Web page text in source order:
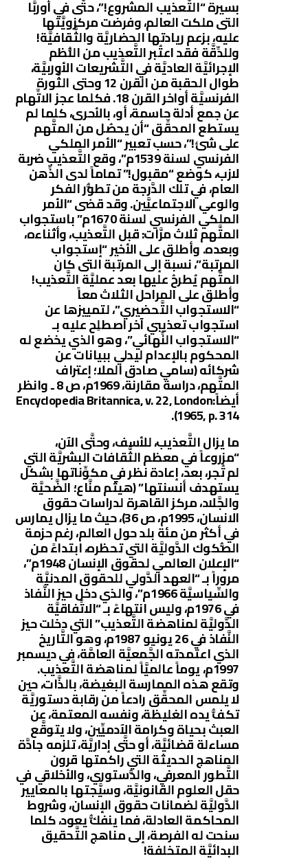
بسيرة “التَّعذيب المشروع!”، حتَّى في أوربَّا
التى ملكت العالم، وفرضت مركزويَّتها
عليه، بزعم ريادتها الحضاريَّة والثَّقافيَّة!
وللدِّقَّة فقد اعتُبر التَّعذيب من النُّظم
الإجرائيَّة العاديَّة في التَّشريعات الأوربيَّة،
طوال الحقبة من القرن 12 وحتى الثَّورة
الفرنسيَّة أواخر القرن 18. فكلما عجز الاتِّهام
عن جمع أدلة حاسمة، أو، بالأحرى، كلما لم
يستطع المحقِّق “أن يحصُل من المتَّهم
على شئ!”، حسب تعبير “الأمر الملكي
الفرنسي لسنة 1539م”، وقع التَّعذيب ضربة
لازب، كوضع “مقبول!” تماماً لدى الذِّهن
العام، في تلك الدَّرجة من تطوُّر الفكر
والوعي الاجتماعيَّين. وقد قضى “الأمر
الملكي الفرنسي لسنة 1670م” باستجواب
المتَّهم ثلاث مرَّات: قبل التَّعذيب، وأثناءه،
وبعده. وأطلق على الأخير “إستجواب
المرتبة”، نسبة إلى المرتبة التى كان
المتَّهم يُطرحُ عليها بعد عمليَّة التَّعذيب!
وأطلق على المراحل الثلاث معاً
“الاستجواب التَّحضيري”، لتمييزها عن
استجواب تعذيبي آخر اصطلِح عليه بـ
“الاستجواب النِّهائي”، وهو الذي يخضع له
المحكوم بالإعدام ليدلي ببيانات عن
شركائه (سامي صادق الملا؛ إعتراف
المتَّهم، دراسة مقارنة، 1969م، ص 8 ـ وانظر
أيضاً:Encyclopedia Britannica, v. 22, London
1965, p. 314).
ما يزال التَّعذيب، للأسف، وحتَّى الآن،
“مزروعاً في معظم الثَّقافات البشريَّة التي
لم تُجر، بعد، إعادة نظر في مكوِّناتها بشكل
يستهدف أنسنتها” (هيثم منَّاع؛ الضَّحيَّة
والجَّلاد، مركز القاهرة لدراسات حقوق
الانسان، 1995م، ص 36)، حيث ما يزال يمارس
في أكثر من مئة بلد حول العالم، رغم حزمة
الصُّكوك الدَّوليَّة التي تحظره، ابتداءً من
“الإعلان العالمي لحقوق الإنسان 1948م”،
مروراً بـ “العهد الدَّولي للحقوق المدنيَّة
والسِّياسيَّة 1966م”، والذي دخل حيز النَّفاذ
في 1976م، وليس انتهاءً بـ “الاتِّفاقيَّة
الدَّوليَّة لمناهضة التَّعذيب” التي دخلت حيز
النَّفاذ في 26 يونيو 1987م، وهو التَّاريخ
الذي اعتمدته الجَّمعيَّة العامَّة، في ديسمبر
1997م، يوماً عالميَّاً لمناهضة التَّعذيب.
وتقع هذه الممارسة البغيضة، بالذَّات، حين
لا يلمس المحقِّق رادعاً من رقابة دستوريَّة
تكفُّ يده الغليظة، ونفسه المعتمة، عن
العبث بحياة وكرامة الآدميِّين، ولا يتوقَّع
مساءلة قضائيَّة، أو حتَّى إداريَّة، تلزمه جادَّة
المناهج الحديثة التي راكمتها قرون
التَّطور المعرفي، والدُّستوري، والأخلاقي في
حقل العلوم القانونيَّة، وسيَّجتها بالمعايير
الدَّوليَّة لضمانات حقوق الإنسان، وشروط
المحاكمة العادلة، فما ينفكُّ يعود، كلما
سنحت له الفرصة، إلى مناهج التَّحقيق
البدائيَّة المتخلفة!